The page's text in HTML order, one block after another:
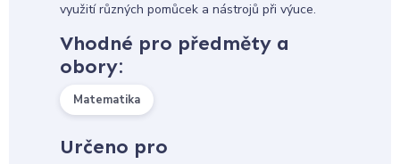
využití různých pomůcek a nástrojů při výuce.
Vhodné pro předměty a
obory:
Matematika
Určeno pro